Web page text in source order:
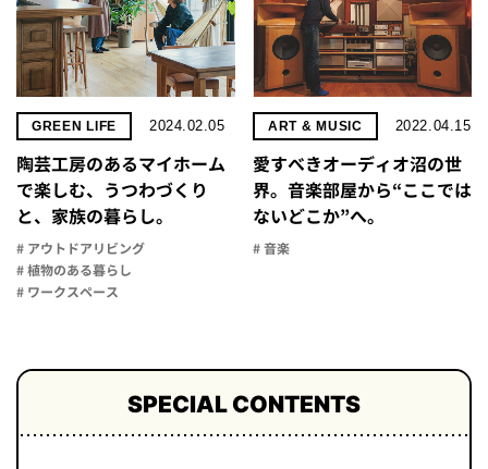
GREEN LIFE 2024.02.05
陶芸工房のあるマイホーム
で楽しむ、うつわづくり
と、家族の暮らし。
# アウトドアリビング
# 植物のある暮らし
# ワークスペース
ART & MUSIC 2022.04.15
愛すべきオーディオ沼の世
界。音楽部屋から“ここでは
ないどこか”へ。
# 音楽
SPECIAL CONTENTS